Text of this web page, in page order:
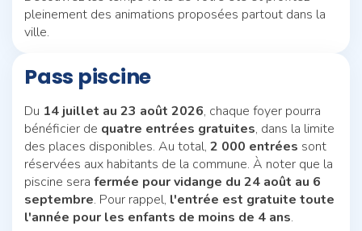
pleinement des animations proposées partout dans la
ville.
Pass piscine
Du 14 juillet au 23 août 2026, chaque foyer pourra
bénéficier de quatre entrées gratuites, dans la limite
des places disponibles. Au total, 2 000 entrées sont
réservées aux habitants de la commune. À noter que la
piscine sera fermée pour vidange du 24 août au 6
septembre. Pour rappel, l'entrée est gratuite toute
l'année pour les enfants de moins de 4 ans.